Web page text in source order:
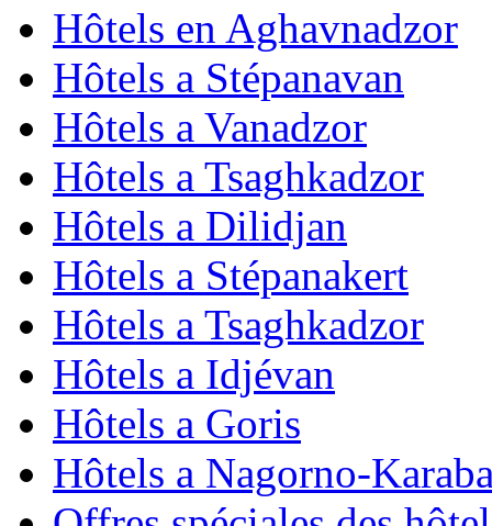
Hôtels en Aghavnadzor
Hôtels a Stépanavan
Hôtels a Vanadzor
Hôtels a Tsaghkadzor
Hôtels a Dilidjan
Hôtels a Stépanakert
Hôtels a Tsaghkadzor
Hôtels a Idjévan
Hôtels a Goris
Hôtels a Nagorno-